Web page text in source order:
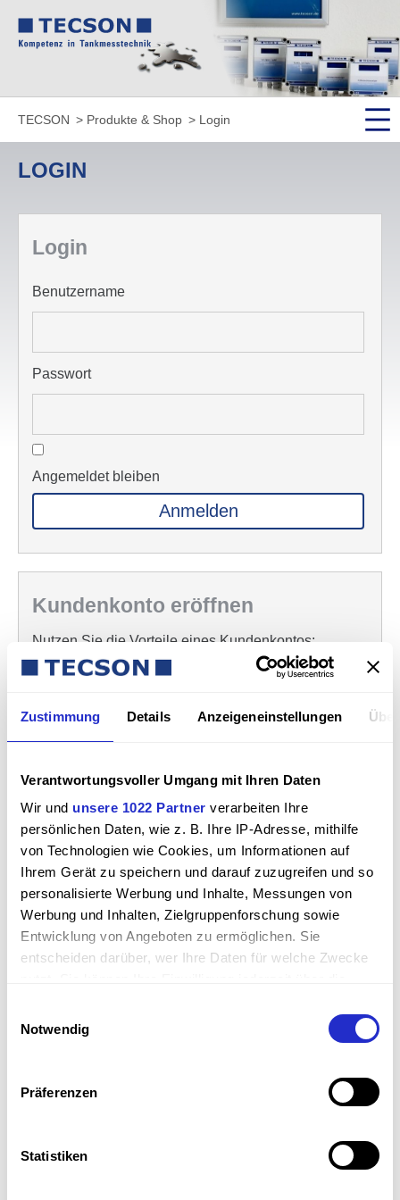
Zustimmung Details Anzeigeneinstellungen
Verantwortungsvoller Umgang mit Ihren Daten
Wir und unsere 1022 Partner verarbeiten Ihre
persönlichen Daten, wie z. B. Ihre IP-Adresse, mithilfe
von Technologien wie Cookies, um Informationen auf
Ihrem Gerät zu speichern und darauf zuzugreifen und so
personalisierte Werbung und Inhalte, Messungen von
Werbung und Inhalten, Zielgruppenforschung sowie
Entwicklung von Angeboten zu ermöglichen. Sie
entscheiden darüber, wer Ihre Daten für welche Zwecke
Trigger Symbol ändern oder widerrufen
Informationen über Ihre geografische Lage erfassen,
welche bis auf einige Meter genau sein können
Merkmalen (Fingerprinting) identifizieren
Notwendig
Präferenzen
Statistiken
TECSON Produkte & Shop Login
LOGIN
Login
Benutzername
Passwort
Angemeldet bleiben
Anmelden
Kunden­konto eröffnen
Nutzen Sie die Vorteile eines Kunden­kontos:
Ihre Adressdaten werden bei jeder Bestellung
Bisherige Bestellungen ansehen
Konto erstellen
Sie sind Geschäfts­kunde
Nutzen Sie die Vorteile alsFach­be­trieboder
Händler: